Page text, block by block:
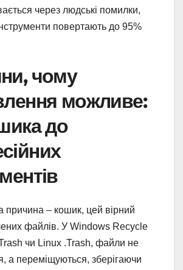
через людські помилки,
повертають до 95%
чому
можливе:
до
причина – кошик, цей вірний
файлів. У Windows Recycle
чи Linux .Trash, файли не
а переміщуються, зберігаючи